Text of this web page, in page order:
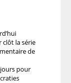
clôt la série
de
pour